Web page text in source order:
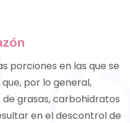
porciones en las que se
por lo general,
grasas, carbohidratos
en el descontrol de